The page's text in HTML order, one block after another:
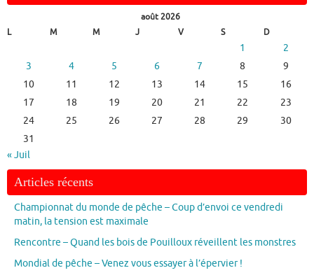
août 2026
L
M M J V S D
1
2
3
4 5 6 7 8
9
10
11 12 13 14 15
16
17
18 19 20 21 22
23
24
25 26 27 28 29
30
31
« Juil
Articles récents
Championnat du monde de pêche – Coup d’envoi ce vendredi
matin, la tension est maximale
Rencontre – Quand les bois de Pouilloux réveillent les monstres
Mondial de pêche – Venez vous essayer à l’épervier !